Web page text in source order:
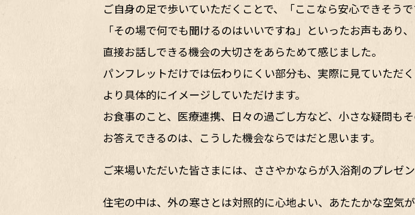
ご自身の足で歩いていただくことで、「ここなら安心できそうで
「その場で何でも聞けるのはいいですね」といったお声もあり、
直接お話しできる機会の大切さをあらためて感じました。
パンフレットだけでは伝わりにくい部分も、実際に見ていただく
より具体的にイメージしていただけます。
お食事のこと、医療連携、日々の過ごし方など、小さな疑問も
お答えできるのは、こうした機会ならではだと思います。
ご来場いただいた皆さまには、ささやかならが入浴剤のプレゼ
住宅の中は、外の寒さとは対照的に心地よい、あたたかな空気が